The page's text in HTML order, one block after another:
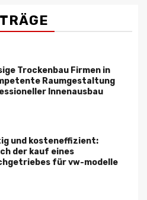
Trockenbau Firmen in
Raumgestaltung
Innenausbau
und kosteneffizient:
der kauf eines
für vw-modelle